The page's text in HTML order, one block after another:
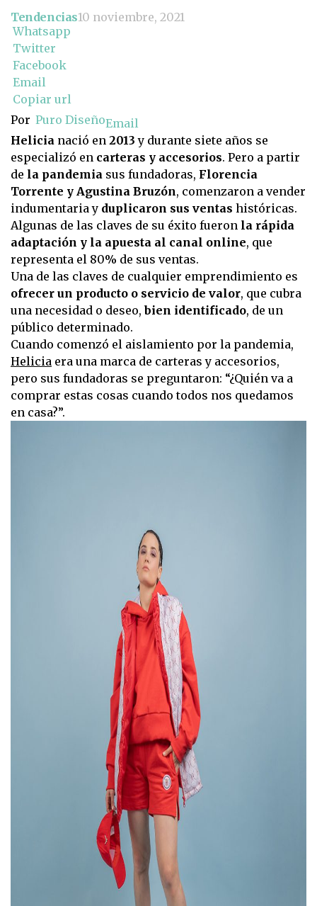
Tendencias10 noviembre, 2021
Whatsapp
Twitter
Facebook
Email
Copiar url
Por Puro DiseñoEmail
Helicia nació en 2013y durante siete años se
especializó en carteras y accesorios. Pero a partir
de la pandemia sus fundadoras, Florencia
Torrente y Agustina Bruzón, comenzaron a vender
indumentaria y duplicaron sus ventas históricas.
Algunas de las claves de su éxito fueron la rápida
adaptación y la apuesta al canal online, que
representa el 80% de sus ventas.
Una de las claves de cualquier emprendimiento es
ofrecer un producto o servicio de valor, que cubra
una necesidad o deseo,bien identificado, de un
público determinado.
Cuando comenzó el aislamiento por la pandemia,
Helicia era una marca de carteras y accesorios,
pero sus fundadoras se preguntaron: “¿Quién va a
comprar estas cosas cuando todos nos quedamos
en casa?”.